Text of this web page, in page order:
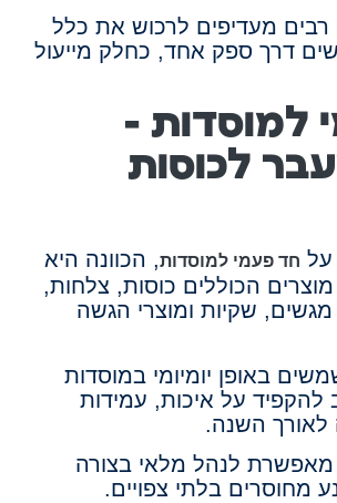
רבים מעדיפים לרכוש את כלל
דרך ספק אחד, כחלק מייעול
למוסדות –
לכוסות
חד פעמי למוסדות, הכוונה היא
הכוללים כוסות, צלחות,
שקיות ומוצרי הגשה
באופן יומיומי במוסדות
להקפיד על איכות, עמידות
לאורך השנה.
מאפשרת לנהל מלאי בצורה
מחוסרים בלתי צפויים.